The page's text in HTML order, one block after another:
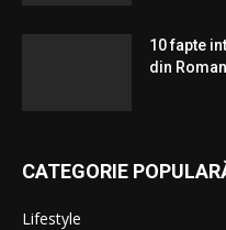
10 fapte
din
CATEGORIE
Lifestyle